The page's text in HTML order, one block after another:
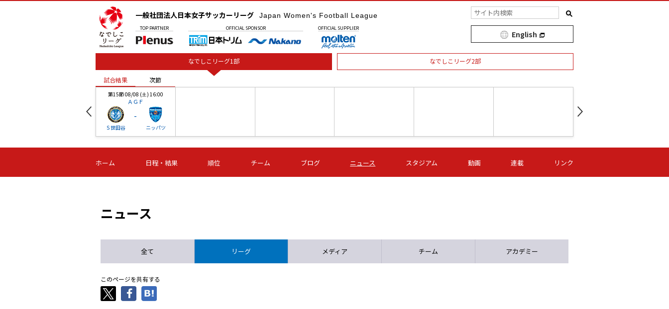
一般社団法人日本女子サッカーリーグ Japan Women's Football League
TOP PARTNER OFFICIAL SPONSOR OFFICIAL SUPPLIER
English
なでしこリーグ1部 なでしこリーグ2部
試合結果 次節
第15節 08/08 (土) 16:00
ＡＧＦ
Ｓ世田谷
-
ニッパツ
-
第16節 09/05 (土) 15:00
ニッパツ
-
第16節 09/05 (土) 15:00
石人の星
-
第16節 09/05 (土) 16:00
ＡＧＦ
-
いちご
-
第16節 09/06 (日) 15:00
-
第16節 09/06 (日) 15:00
- -
試合結果 次節
ホーム 日程・結果 順位 チーム ブログ ニュース スタジアム 動画 連載 リンク
ニュース
全て リーグ メディア チーム アカデミー
このページを共有する